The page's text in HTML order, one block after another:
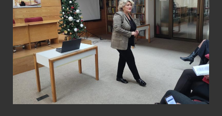
а
на
стручном
семинару
за
библиотекаре
књижничаре